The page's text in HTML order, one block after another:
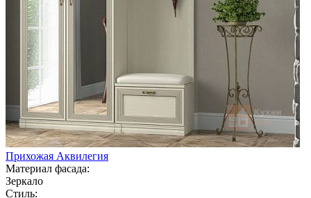
Прихожая Аквилегия
Материал фасада:
Зеркало
Стиль: